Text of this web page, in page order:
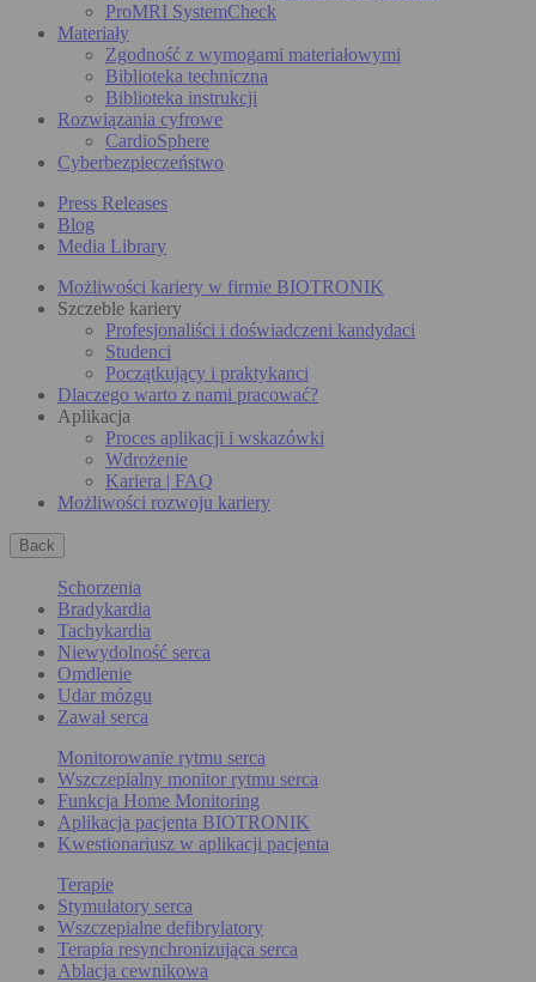
ProMRI SystemCheck
Materiały
Zgodność z wymogami materiałowymi
Biblioteka techniczna
Biblioteka instrukcji
Rozwiązania cyfrowe
CardioSphere
Cyberbezpieczeństwo
Press Releases
Blog
Media Library
Możliwości kariery w firmie BIOTRONIK
Szczeble kariery
Profesjonaliści i doświadczeni kandydaci
Studenci
Początkujący i praktykanci
Dlaczego warto z nami pracować?
Aplikacja
Proces aplikacji i wskazówki
Wdrożenie
Kariera | FAQ
Możliwości rozwoju kariery
Back
Schorzenia
Bradykardia
Tachykardia
Niewydolność serca
Omdlenie
Udar mózgu
Zawał serca
Monitorowanie rytmu serca
Wszczepialny monitor rytmu serca
Funkcja Home Monitoring
Aplikacja pacjenta BIOTRONIK
Kwestionariusz w aplikacji pacjenta
Terapie
Stymulatory serca
Wszczepialne defibrylatory
Terapia resynchronizująca serca
Ablacja cewnikowa